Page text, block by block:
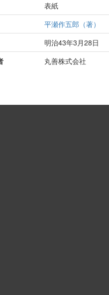
表紙
平瀬作五郎（著）
明治43年3月28日
丸善株式会社